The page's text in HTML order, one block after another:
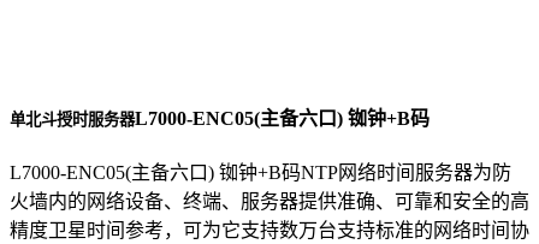
单北斗授时服务器L7000-ENC05(主备六口) 铷钟+B码
L7000-ENC05(主备六口) 铷钟+B码NTP网络时间服务器为防
火墙内的网络设备、终端、服务器提供准确、可靠和安全的高
精度卫星时间参考，可为它支持数万台支持标准的网络时间协